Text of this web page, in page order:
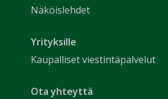
Näköislehdet
Yrityksille
Kaupalliset viestintäpalvelut
Ota yhteyttä